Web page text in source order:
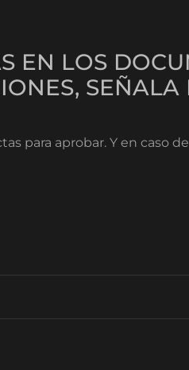
EN LOS
SEÑALA
para aprobar. Y en caso